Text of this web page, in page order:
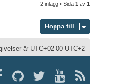
p
2 inlägg • Sida 1 av 1
Hoppa till
är UTC+02:00 UTC+2